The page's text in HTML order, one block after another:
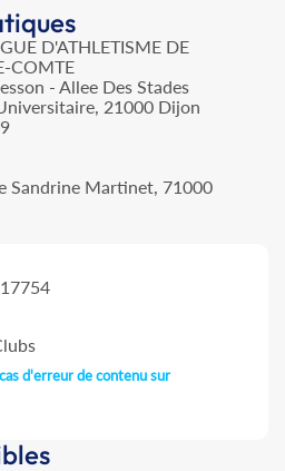
D'ATHLETISME DE
COMTE
- Allee Des Stades
21000 Dijon
Sandrine Martinet, 71000
d'erreur de contenu sur